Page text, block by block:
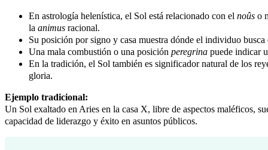
En astrología helenística, el Sol está relacionado con el noûs o
la animus racional.
Su posición por signo y casa muestra dónde el individuo busca
Una mala combustión o una posición peregrina puede indicar
En la tradición, el Sol también es significador natural de los
gloria.
Ejemplo tradicional:
Un Sol exaltado en Aries en la casa X, libre de aspectos maléficos,
capacidad de liderazgo y éxito en asuntos públicos.